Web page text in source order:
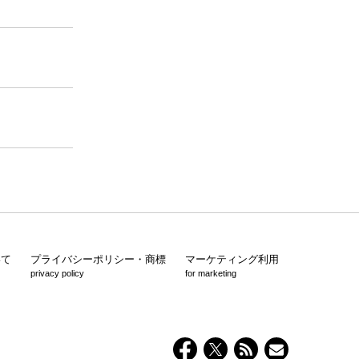
プライバシーポリシー・商標
privacy policy
マーケティング利用
for marketing